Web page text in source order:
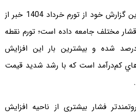
مركز آمار ايران در تازه‌ترين گزارش خود از تورم خرداد 1404 خبر از
مختلف جامعه داده است؛ تورم نقطه
نقطه نزديك به ۴۰درصد شده و بيشترين بار اين افزايش
كم‌درآمد است كه با رشد شديد قيمت
فشار بيشتري از ناحيه افزايش